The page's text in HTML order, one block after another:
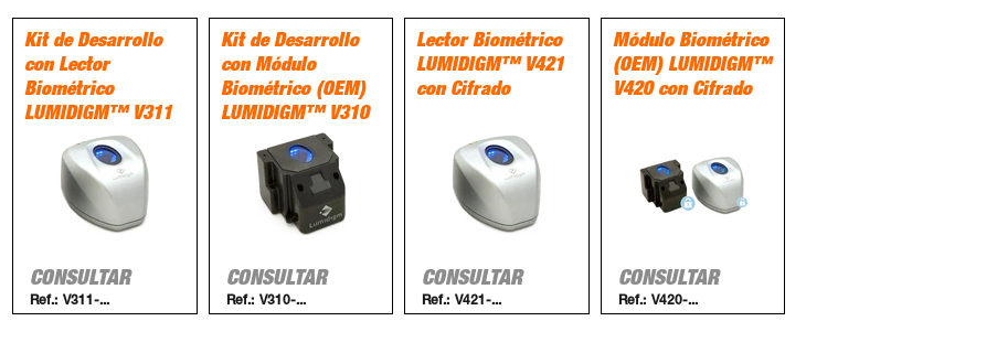
Kit de Desarrollo
con Lector
Biométrico
LUMIDIGM™ V311
CONSULTAR
Ref.: V311-...
Kit de Desarrollo
con Módulo
Biométrico (OEM)
LUMIDIGM™ V310
CONSULTAR
Ref.: V310-...
Lector Biométrico
LUMIDIGM™ V421
con Cifrado
CONSULTAR
Ref.: V421-...
Módulo Biométrico
(OEM) LUMIDIGM™
V420 con Cifrado
CONSULTAR
Ref.: V420-...